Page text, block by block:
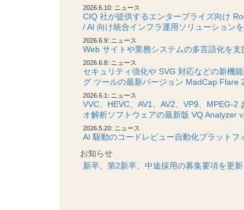
2026.6.10: ニュース
CIQ 社が提供するエンタープライズ向け
/ AI 向け統合インフラ運用ソリューション
2026.6.9: ニュース
Web サイトや業務システムの多言語化を
2026.6.8: ニュース
セキュリティ強化や SVG 対応などの新機
グ ツールの最新バージョン MadCap Flare
2026.6.1: ニュース
VVC、HEVC、AV1、AV2、VP9、MPEG-2
オ解析ソフトウェアの最新版 VQ Analyzer
2026.5.20: ニュース
AI 駆動のコードレビュー自動化プラット
お知らせ
新卒、第2新卒、中途採用の募集要項を更新